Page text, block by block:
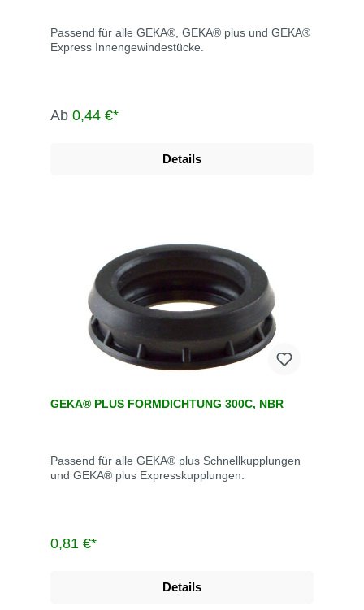
Passend für alle GEKA®, GEKA® plus und GEKA®
Express Innengewindestücke.
Ab 0,44 €*
Details
GEKA® PLUS FORMDICHTUNG 300C, NBR
Passend für alle GEKA® plus Schnellkupplungen
und GEKA® plus Expresskupplungen.
0,81 €*
Details